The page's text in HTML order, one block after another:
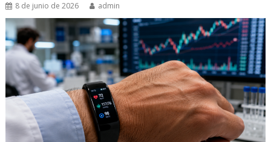
8 de junio de 2026 admin